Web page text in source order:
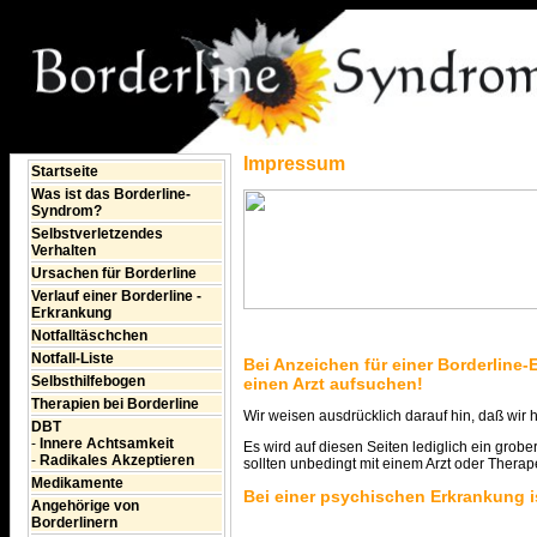
Startseite
Was ist das Borderline-
Syndrom?
Selbstverletzendes
Verhalten
Ursachen für Borderline
Verlauf einer Borderline -
Erkrankung
Notfalltäschchen
Notfall-Liste
Selbsthilfebogen
Therapien bei Borderline
DBT
- Innere Achtsamkeit
- Radikales Akzeptieren
Medikamente
Angehörige von
Borderlinern
Impressum
Bei Anzeichen für einer
einen Arzt aufsuchen!
Wir weisen ausdrücklich darauf hin, daß wir
Es wird auf diesen Seiten lediglich ein
sollten unbedingt mit einem Arzt oder
Bei einer psychischen Erkrankung